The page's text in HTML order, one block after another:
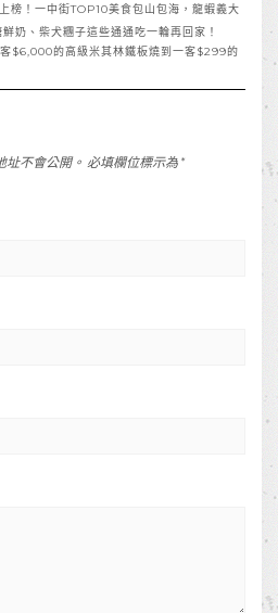
榜！一中街TOP10美食包山包海，龍蝦義大
奶、柴犬糰子這些通通吃一輪再回家！
$6,000的高級米其林鐵板燒到一客$299的
址不會公開。 必填欄位標示為 *